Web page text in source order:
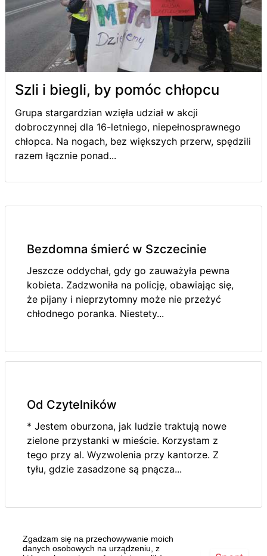
Zgadzam się na przechowywanie moich
danych osobowych na urządzeniu, z
Szli i biegli, by pomóc chłopcu
Grupa stargardzian wzięła udział w akcji
dobroczynnej dla 16-letniego, niepełnosprawnego
chłopca. Na nogach, bez większych przerw, spędzili
razem łącznie ponad...
Bezdomna śmierć w Szczecinie
Jeszcze oddychał, gdy go zauważyła pewna
kobieta. Zadzwoniła na policję, obawiając się,
że pijany i nieprzytomny może nie przeżyć
chłodnego poranka. Niestety...
Od Czytelników
* Jestem oburzona, jak ludzie traktują nowe
zielone przystanki w mieście. Korzystam z
tego przy al. Wyzwolenia przy kantorze. Z
tyłu, gdzie zasadzone są pnącza...